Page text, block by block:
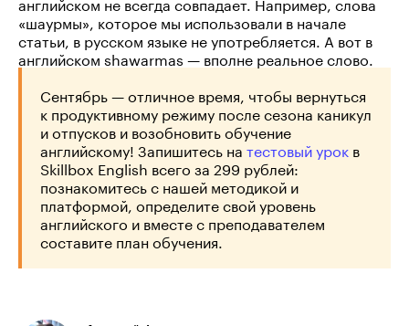
«шаурмы», которое мы использовали в начале
статьи, в русском языке не употребляется. А вот в
английском shawarmas — вполне реальное слово.
Сентябрь — отличное время, чтобы вернуться
к продуктивному режиму после сезона каникул
и отпусков и возобновить обучение
английскому! Запишитесь натестовый урок в
Skillbox English всего за 299 рублей:
познакомитесь с нашей методикой и
платформой, определите свой уровень
английского и вместе с преподавателем
составите план обучения.